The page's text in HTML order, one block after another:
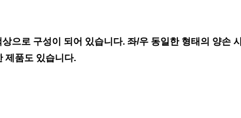
으로 구성이 되어 있습니다. 좌/우 동일한 형태의 양손
제품도 있습니다.